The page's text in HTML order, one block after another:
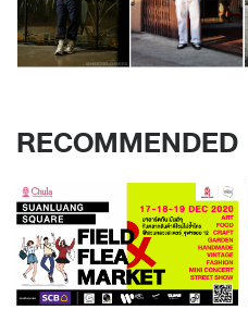
RECOMMENDED